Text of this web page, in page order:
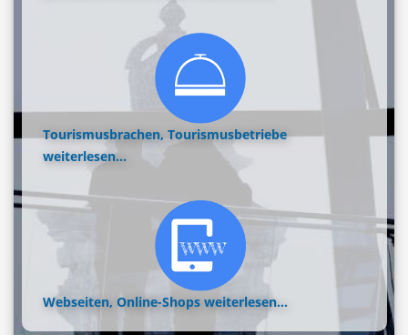
Tourismusbrachen, Tourismusbetriebe
weiterlesen...
Webseiten, Online-Shops weiterlesen...